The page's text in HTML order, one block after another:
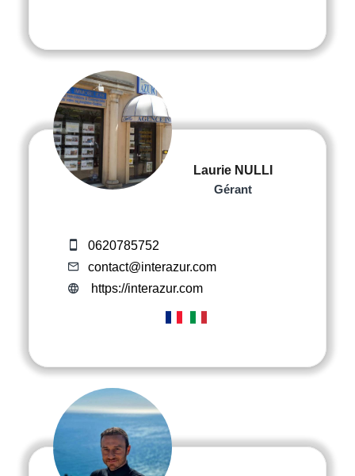
Laurie NULLI
Gérant
0620785752
contact@interazur.com
https://interazur.com